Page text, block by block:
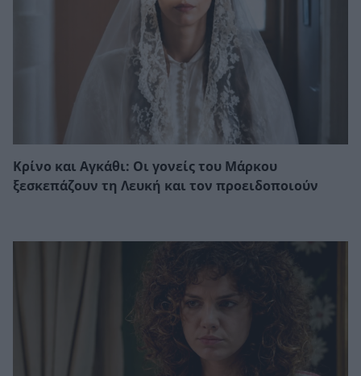
Κρίνο και Αγκάθι: Οι γονείς του Μάρκου
ξεσκεπάζουν τη Λευκή και τον προειδοποιούν